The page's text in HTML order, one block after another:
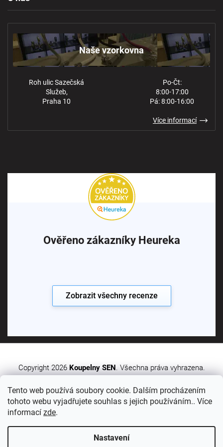
Tento web používá soubory cookie. Dalším procházením
tohoto webu vyjadřujete souhlas s jejich používáním.. Více
informací zde.
Nastavení
Ochrana osobních údajů
Naše vzorkovna
Roh ulic Sazečská
Služeb,
Praha 10
Po-Čt:
8:00-17:00
Pá: 8:00-16:00
Více informací
Ověřeno zákazníky Heureka
Zobrazit všechny recenze
Vytvořil Shoptet Premium
Copyright 2026 Koupelny SEN. Všechna práva vyhrazena.